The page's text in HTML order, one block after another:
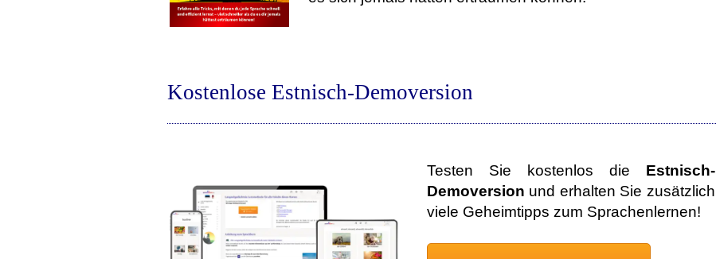
Kostenlose Estnisch-Demoversion
Testen Sie kostenlos die Estnisch-
Demoversion und erhalten Sie zusätzlich
viele Geheimtipps zum Sprachenlernen!